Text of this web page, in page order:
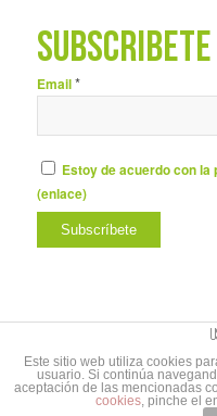
Email*
Estoy de acuerdo con
(enlace)
© Copyright - UNIBAÑO |Aviso
suscripción al Newletter|Cabo
Este sitio web utiliza cookies
usuario. Si continúa
aceptación de las mencionadas
cookies, pinche el